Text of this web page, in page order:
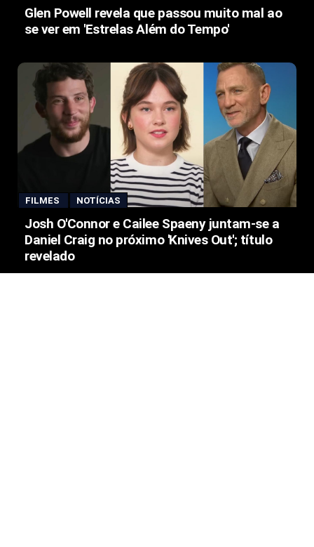
Glen Powell revela que passou muito mal ao
se ver em 'Estrelas Além do Tempo'
FILMES NOTÍCIAS
Josh O'Connor e Cailee Spaeny juntam-se a
Daniel Craig no próximo 'Knives Out'; título
revelado